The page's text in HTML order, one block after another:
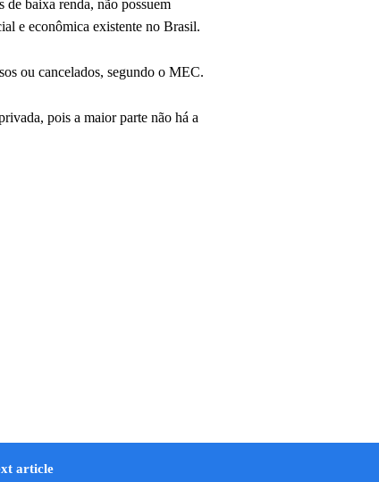
de baixa renda, não possuem
e econômica existente no Brasil.
ou cancelados, segundo o MEC.
pois a maior parte não há a
article